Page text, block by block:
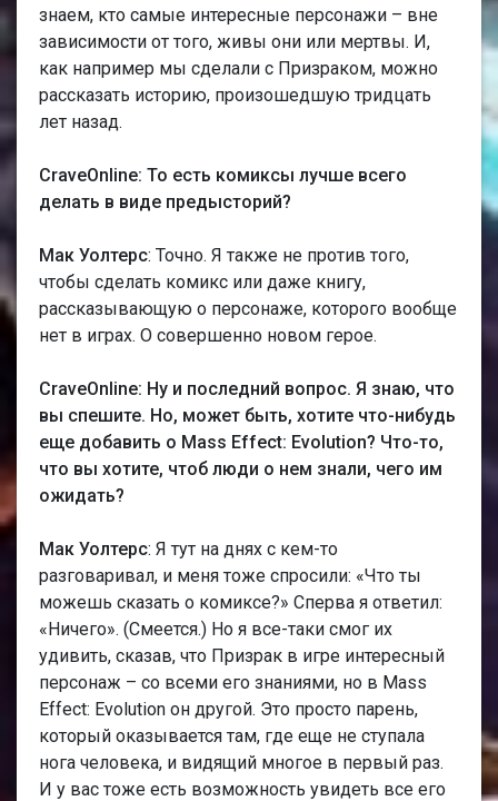
знаем, кто самые интересные персонажи – вне
зависимости от того, живы они или мертвы. И,
как например мы сделали с Призраком, можно
рассказать историю, произошедшую тридцать
лет назад.
CraveOnline: То есть комиксы лучше всего
делать в виде предысторий?
Мак Уолтерс: Точно. Я также не против того,
чтобы сделать комикс или даже книгу,
рассказывающую о персонаже, которого вообще
нет в играх. О совершенно новом герое.
CraveOnline: Ну и последний вопрос. Я знаю, что
вы спешите. Но, может быть, хотите что-нибудь
еще добавить о Mass Effect: Evolution? Что-то,
что вы хотите, чтоб люди о нем знали, чего им
ожидать?
Мак Уолтерс: Я тут на днях с кем-то
разговаривал, и меня тоже спросили: «Что ты
можешь сказать о комиксе?» Сперва я ответил:
«Ничего». (Смеется.) Но я все-таки смог их
удивить, сказав, что Призрак в игре интересный
персонаж – со всеми его знаниями, но в Mass
Effect: Evolution он другой. Это просто парень,
который оказывается там, где еще не ступала
нога человека, и видящий многое в первый раз.
И у вас тоже есть возможность увидеть все его